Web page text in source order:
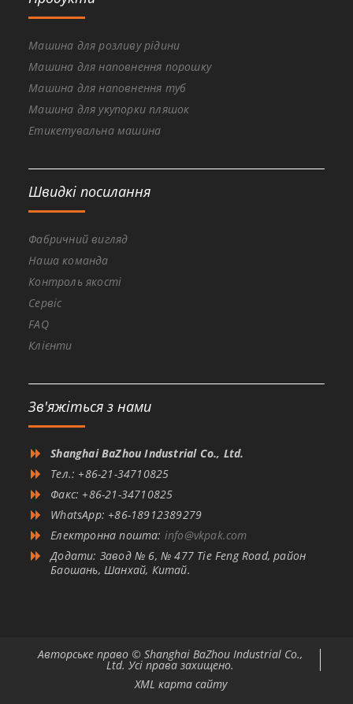
Машина для розливу рідини
Машина для наповнення порошку
Машина для наповнення туб
Машина для укупорки пляшок
Етикетувальна машина
Швидкі посилання
Фабричний вигляд
Наша команда
Контроль якості
Сервіс
FAQ
Клієнти
Зв'яжіться з нами
Shanghai BaZhou Industrial Co., Ltd.
Тел.: +86-21-34710825
Факс: +86-21-34710825
WhatsApp: +86-18912389279
Електронна пошта: info@vkpak.com
Додати: Завод № 6, № 477 Tie Feng Road, район
Баошань, Шанхай, Китай.
Авторське право © Shanghai BaZhou Industrial Co.,
Ltd. Усі права захищено.
XML карта сайту